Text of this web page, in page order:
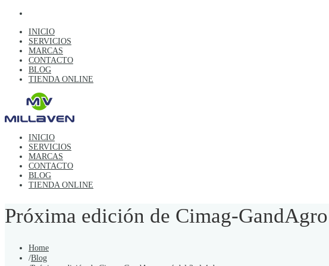
INICIO
SERVICIOS
MARCAS
CONTACTO
BLOG
TIENDA ONLINE
INICIO
SERVICIOS
MARCAS
CONTACTO
BLOG
TIENDA ONLINE
Próxima edición de Cimag-
Home
/Blog